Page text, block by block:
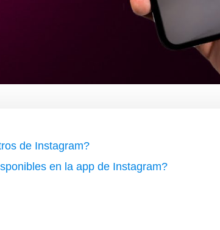
de Instagram?
en la app de Instagram?